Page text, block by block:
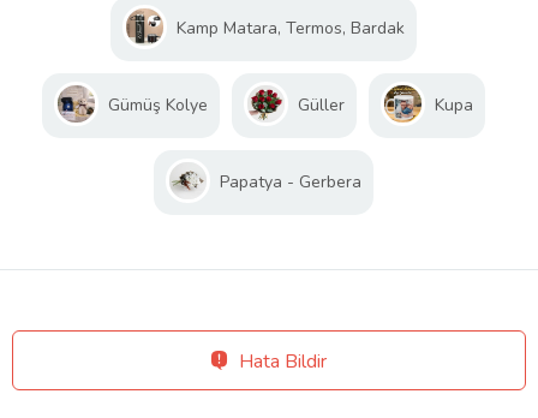
Kamp Matara, Termos, Bardak
Gümüş Kolye Güller Kupa
Papatya - Gerbera
Hata Bildir